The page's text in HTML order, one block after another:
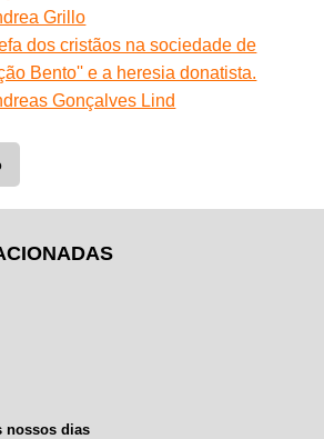
Grillo
dos cristãos na sociedade de
Bento'' e a heresia donatista.
Gonçalves Lind
nossos dias